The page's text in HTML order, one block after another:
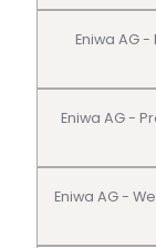
Eniwa AG
Eniwa AG -
Eniwa AG -